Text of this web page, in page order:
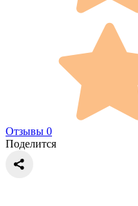
Отзывы 0
Поделится